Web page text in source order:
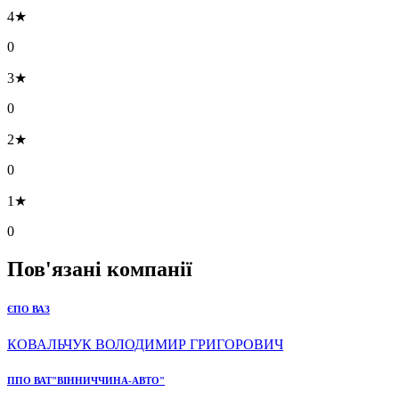
4★
0
3★
0
2★
0
1★
0
Пов'язані компанії
ЄПО ВАЗ
КОВАЛЬЧУК ВОЛОДИМИР ГРИГОРОВИЧ
ППО ВАТ"ВІННИЧЧИНА-АВТО"